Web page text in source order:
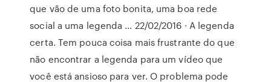
que vão de uma foto bonita, uma boa rede
social a uma legenda … 22/02/2016 · A legenda
certa. Tem pouca coisa mais frustrante do que
não encontrar a legenda para um vídeo que
você está ansioso para ver. O problema pode